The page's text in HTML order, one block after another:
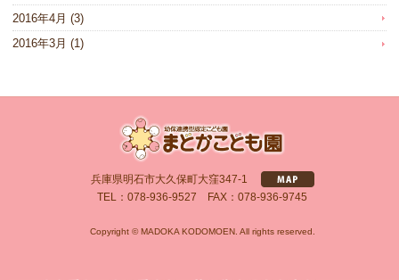
2016年4月 (3)
2016年3月 (1)
兵庫県明石市大久保町大窪347-1
TEL：078-936-9527 FAX：078-936-9745
Copyright © MADOKA KODOMOEN. All rights reserved.